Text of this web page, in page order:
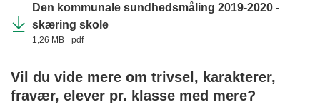
Den kommunale sundhedsmåling 2019-2020 -
skæring skole
1,26 MB pdf
Vil du vide mere om trivsel, karakterer,
fravær, elever pr. klasse med mere?